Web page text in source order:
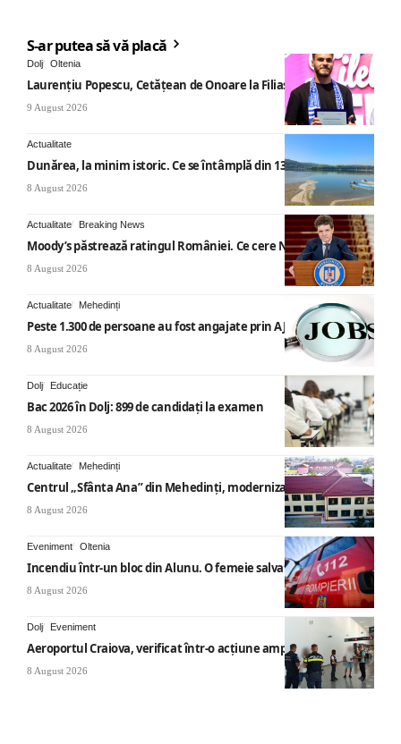
S-ar putea să vă placă
Dolj Oltenia
Laurențiu Popescu, Cetățean de Onoare la Filiași
9 August 2026
Actualitate
Dunărea, la minim istoric. Ce se întâmplă din 13 august
8 August 2026
Actualitate Breaking News
Moody’s păstrează ratingul României. Ce cere Nicușor Dan
8 August 2026
Actualitate Mehedinți
Peste 1.300 de persoane au fost angajate prin AJOFM Mehedinți
8 August 2026
Dolj Educație
Bac 2026 în Dolj: 899 de candidați la examen
8 August 2026
Actualitate Mehedinți
Centrul „Sfânta Ana” din Mehedinți, modernizat
8 August 2026
Eveniment Oltenia
Incendiu într-un bloc din Alunu. O femeie salvată
8 August 2026
Dolj Eveniment
Aeroportul Craiova, verificat într-o acțiune amplă
8 August 2026